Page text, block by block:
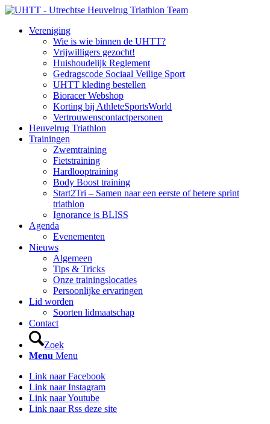
Vereniging
Wie is wie binnen de UHTT?
Vrijwilligers gezocht!
Huishoudelijk Reglement
Gedragscode Sociaal Veilige Sport
UHTT kleding bestellen
Bioracer Webshop
Korting bij AthleteSportsWorld
Vertrouwenscontactpersonen
Heuvelrug Triathlon
Trainingen
Zwemtraining
Fietstraining
Hardlooptraining
Body Boost training
Start2Tri – Samen naar een eerste of betere sprint
triathlon
Ignorance is BLISS
Agenda
Evenementen
Nieuws
Algemeen
Tips & Tricks
Onze trainingslocaties
Persoonlijke ervaringen
Lid worden
Soorten lidmaatschap
Contact
Zoek
Menu Menu
Link naar Facebook
Link naar Instagram
Link naar Youtube
Link naar Rss deze site